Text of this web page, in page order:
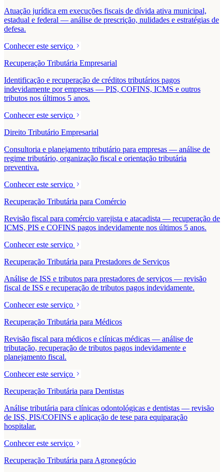
Atuação jurídica em execuções fiscais de dívida ativa municipal,
estadual e federal — análise de prescrição, nulidades e estratégias de
defesa.
Conhecer este serviço
Recuperação Tributária Empresarial
Identificação e recuperação de créditos tributários pagos
indevidamente por empresas — PIS, COFINS, ICMS e outros
tributos nos últimos 5 anos.
Conhecer este serviço
Direito Tributário Empresarial
Consultoria e planejamento tributário para empresas — análise de
regime tributário, organização fiscal e orientação tributária
preventiva.
Conhecer este serviço
Recuperação Tributária para Comércio
Revisão fiscal para comércio varejista e atacadista — recuperação de
ICMS, PIS e COFINS pagos indevidamente nos últimos 5 anos.
Conhecer este serviço
Recuperação Tributária para Prestadores de Serviços
Análise de ISS e tributos para prestadores de serviços — revisão
fiscal de ISS e recuperação de tributos pagos indevidamente.
Conhecer este serviço
Recuperação Tributária para Médicos
Revisão fiscal para médicos e clínicas médicas — análise de
tributação, recuperação de tributos pagos indevidamente e
planejamento fiscal.
Conhecer este serviço
Recuperação Tributária para Dentistas
Análise tributária para clínicas odontológicas e dentistas — revisão
de ISS, PIS/COFINS e aplicação de tese para equiparação
hospitalar.
Conhecer este serviço
Recuperação Tributária para Agronegócio